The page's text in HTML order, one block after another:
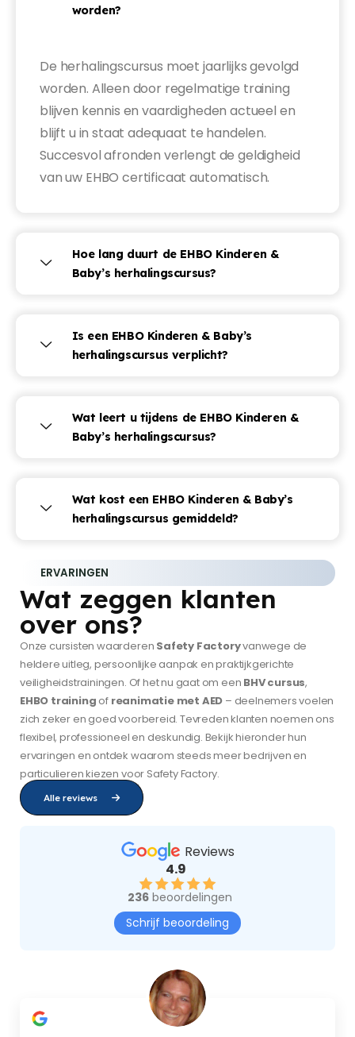
worden?
De herhalingscursus moet jaarlijks gevolgd
worden. Alleen door regelmatige training
blijven kennis en vaardigheden actueel en
blijft u in staat adequaat te handelen.
Succesvol afronden verlengt de geldigheid
van uw EHBO certificaat automatisch.
Hoe lang duurt de EHBO Kinderen &
Baby’s herhalingscursus?
Is een EHBO Kinderen & Baby’s
herhalingscursus verplicht?
Wat leert u tijdens de EHBO Kinderen &
Baby’s herhalingscursus?
Wat kost een EHBO Kinderen & Baby’s
herhalingscursus gemiddeld?
ERVARINGEN
Wat zeggen klanten
over ons?
Onze cursisten waarderen Safety Factoryvanwege de
heldere uitleg, persoonlijke aanpak en praktijkgerichte
veiligheidstrainingen. Of het nu gaat om een BHV cursus,
EHBO training of reanimatie met AED – deelnemers voelen
zich zeker en goed voorbereid. Tevreden klanten noemen ons
flexibel, professioneel en deskundig. Bekijk hieronder hun
ervaringen en ontdek waarom steeds meer bedrijven en
particulieren kiezen voor Safety Factory.
Alle reviews
Reviews
4.9
236beoordelingen
Schrijf beoordeling